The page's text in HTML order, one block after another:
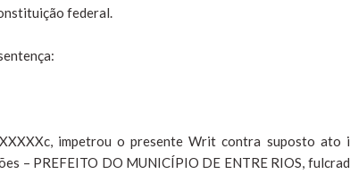
federal.
impetrou o presente Writ contra suposto ato
– PREFEITO DO MUNICÍPIO DE ENTRE RIOS,